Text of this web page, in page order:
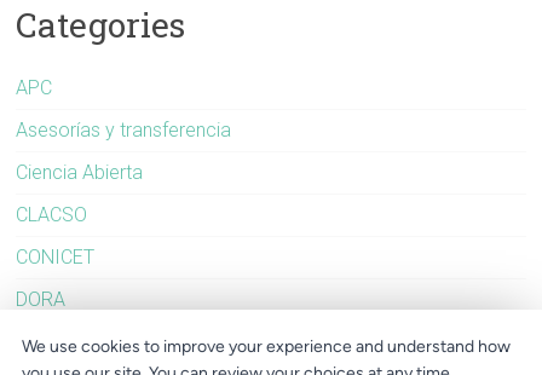
We use cookies to improve your experience and understand how
Categories
APC
Asesorías y transferencia
Ciencia Abierta
CLACSO
CONICET
DORA
Evaluación